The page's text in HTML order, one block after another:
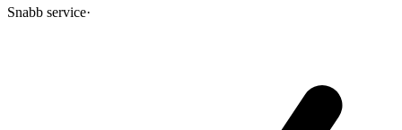
Snabb service·